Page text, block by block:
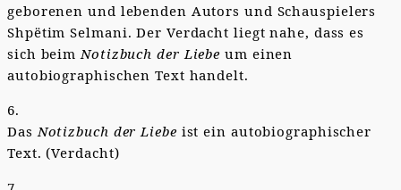
geborenen und lebenden Autors und Schauspielers
Shpëtim Selmani. Der Verdacht liegt nahe, dass es
sich beimNotizbuch der Liebe um einen
autobiographischen Text handelt.
6.
DasNotizbuch der Liebe ist ein autobiographischer
Text. (Verdacht)